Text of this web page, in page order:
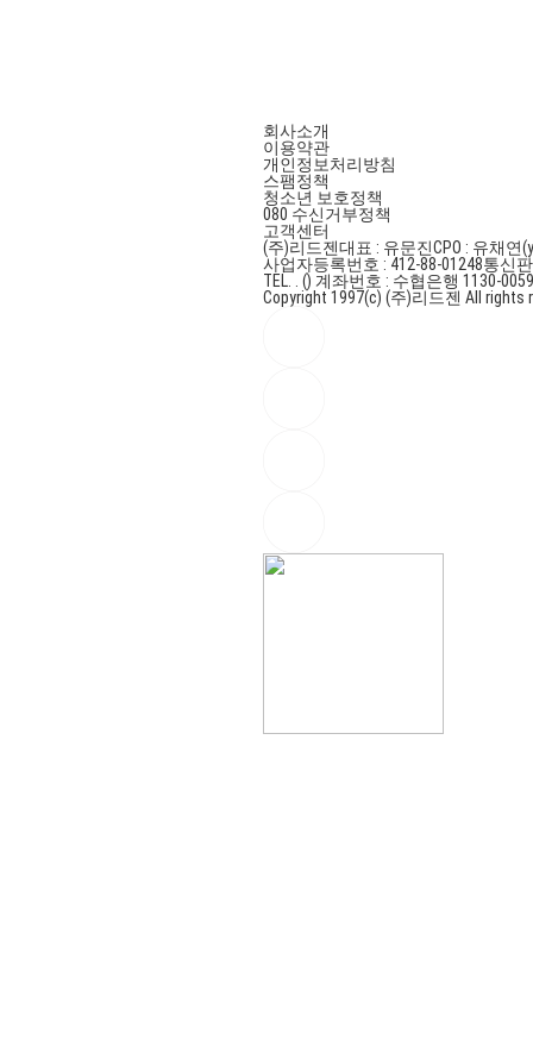
회사소개
이용약관
개인정보처리방침
스팸정책
청소년 보호정책
080 수신거부정책
고객센터
(주)리드젠대표 : 유문진CPO : 유채연
사업자등록번호 : 412-88-01248통신
TEL. . () 계좌번호 : 수협은행 1130-
Copyright 1997(c) (주)리드젠 All rights